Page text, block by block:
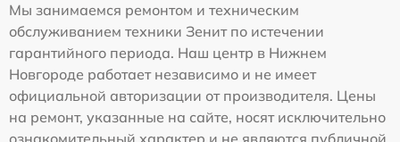
Мы занимаемся ремонтом и техническим
обслуживанием техники Зенит по истечении
гарантийного периода. Наш центр в Нижнем
Новгороде работает независимо и не имеет
официальной авторизации от производителя. Цены
на ремонт, указанные на сайте, носят исключительно
ознакомительный характер и не являются публичной